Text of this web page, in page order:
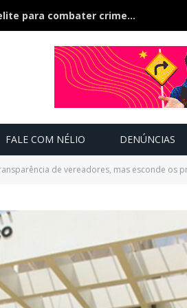
Demorou! MPMS cria unidade de elite para combater crimes ambientais no Pantanal
FALE COM NÉLIO DENÚNCIAS
de vereadores, mas esconde os